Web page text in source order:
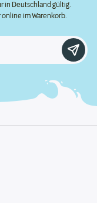
in Deutschland gültig.
online im Warenkorb.